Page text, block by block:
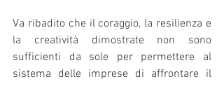
Va ribadito che il coraggio, la resilienza e
la creatività dimostrate non sono
sufficienti da sole per permettere al
sistema delle imprese di affrontare il